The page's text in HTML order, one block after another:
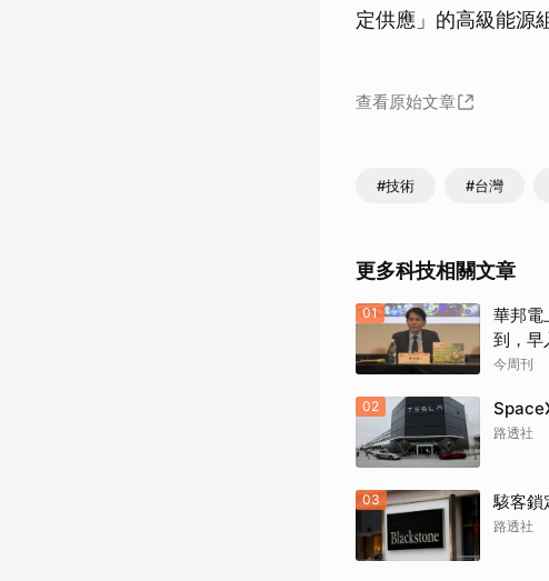
定供應」的高級能源
查看原始文章
#技術 #台灣
更多科技相關文章
01
華邦電
到，早
今周刊
02
路透社
03 駭客鎖
路透社